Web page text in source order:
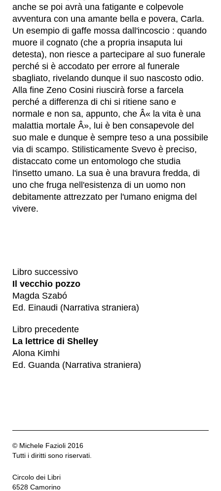
anche se poi avrà una fatigante e colpevole
avventura con una amante bella e povera, Carla.
Un esempio di gaffe mossa dall'incoscio : quando
muore il cognato (che a propria insaputa lui
detesta), non riesce a partecipare al suo funerale
perché si è accodato per errore al funerale
sbagliato, rivelando dunque il suo nascosto odio.
Alla fine Zeno Cosini riuscirà forse a farcela
perché a differenza di chi si ritiene sano e
normale e non sa, appunto, che Â« la vita è una
malattia mortale Â», lui è ben consapevole del
suo male e dunque è sempre teso a una possibile
via di scampo. Stilisticamente Svevo è preciso,
distaccato come un entomologo che studia
l'insetto umano. La sua è una bravura fredda, di
uno che fruga nell'esistenza di un uomo non
debitamente attrezzato per l'umano enigma del
vivere.
Libro successivo
Il vecchio pozzo
Magda Szabó
Ed. Einaudi (Narrativa straniera)
Libro precedente
La lettrice di Shelley
Alona Kimhi
Ed. Guanda (Narrativa straniera)
© Michele Fazioli 2016
Tutti i diritti sono riservati.
Circolo dei Libri
6528 Camorino